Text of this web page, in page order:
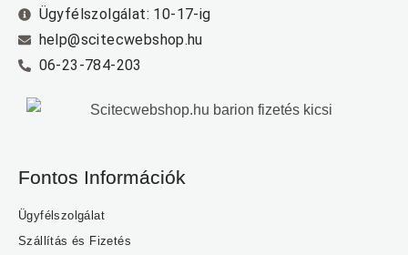
Ügyfélszolgálat: 10-17-ig
help@scitecwebshop.hu
06-23-784-203
Fontos Információk
Ügyfélszolgálat
Szállítás és Fizetés